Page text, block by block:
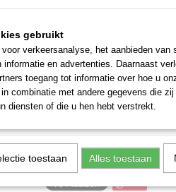
ca. 28 mm
gebruikt
verkeersanalyse, het aanbieden van
en advertenties. Daarnaast
toegang tot informatie over hoe u
combinatie met andere gegevens die
diensten of die u hen hebt verstrekt.
toestaan Alles toestaan